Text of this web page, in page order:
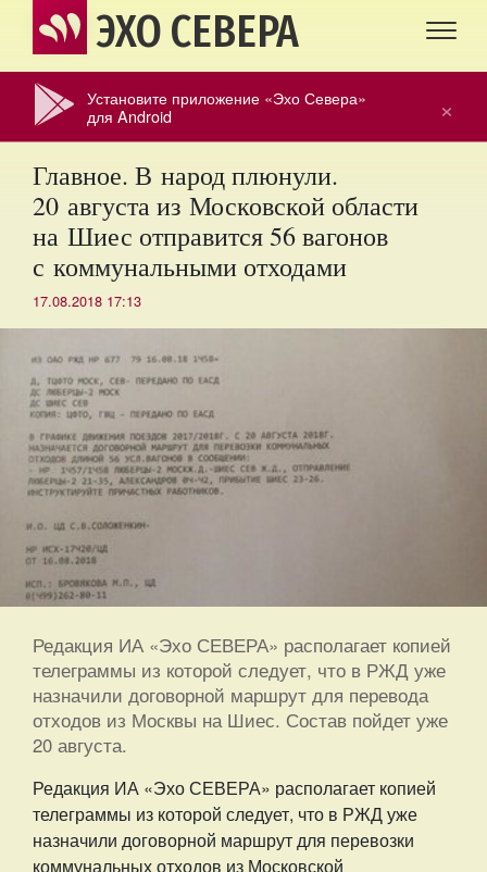
ЭХО СЕВЕРА
×
Установите приложение «Эхо Севера»
для Android
Главное. В народ плюнули.
20 августа из Московской области
на Шиес отправится 56 вагонов
с коммунальными отходами
17.08.2018 17:13
Редакция ИА «Эхо СЕВЕРА» располагает копией
телеграммы из которой следует, что в РЖД уже
назначили договорной маршрут для перевода
отходов из Москвы на Шиес. Состав пойдет уже
20 августа.
Редакция ИА «Эхо СЕВЕРА» располагает копией
телеграммы из которой следует, что в РЖД уже
назначили договорной маршрут для перевозки
коммунальных отходов из Московской